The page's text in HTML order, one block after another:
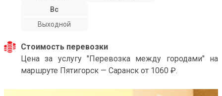
Вс
Выходной
Стоимость перевозки
Цена за услугу "Перевозка между городами" на
маршруте Пятигорск — Саранск от 1060 ₽.